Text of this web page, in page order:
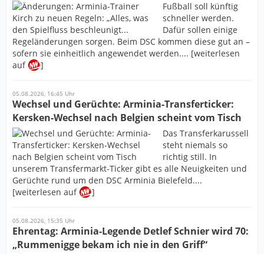
Fußball soll künftig
schneller werden.
Dafür sollen einige
Regeländerungen sorgen. Beim DSC kommen diese gut an –
sofern sie einheitlich angewendet werden.... [weiterlesen
auf
]
05.08.2026, 16:45 Uhr
Wechsel und Gerüchte: Arminia-Transferticker:
Kersken-Wechsel nach Belgien scheint vom Tisch
Das Transferkarussell
steht niemals so
richtig still. In
unserem Transfermarkt-Ticker gibt es alle Neuigkeiten und
Gerüchte rund um den DSC Arminia Bielefeld....
[weiterlesen auf
]
05.08.2026, 15:35 Uhr
Ehrentag: Arminia-Legende Detlef Schnier wird 70:
„Rummenigge bekam ich nie in den Griff“